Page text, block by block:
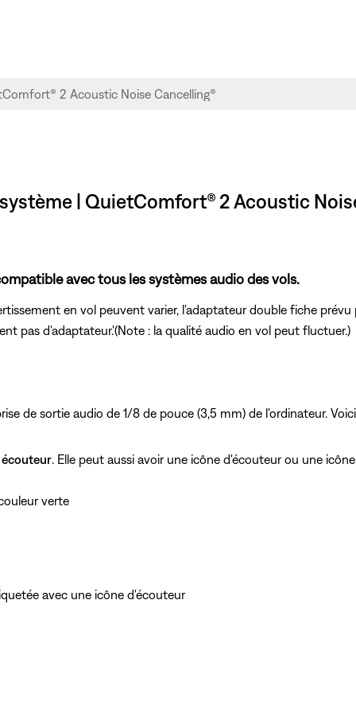
| QuietComfort® 2 Acoustic
avec tous les systèmes audio des vols.
en vol peuvent varier, l'adaptateur double fiche prévu
pas d'adaptateur.'(Note : la qualité audio en vol peut fluctuer.)
de sortie audio de 1/8 de pouce (3,5 mm) de l'ordinateur.
écouteur . Elle peut aussi avoir une icône d'écouteur ou une
verte
avec une icône d'écouteur